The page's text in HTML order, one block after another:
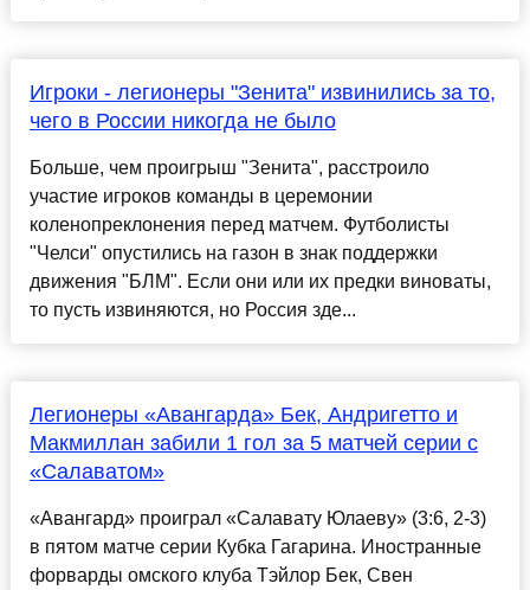
Игроки - легионеры "Зенита" извинились за то,
чего в России никогда не было
Больше, чем проигрыш "Зенита", расстроило
участие игроков команды в церемонии
коленопреклонения перед матчем. Футболисты
"Челси" опустились на газон в знак поддержки
движения "БЛМ". Если они или их предки виноваты,
то пусть извиняются, но Россия зде...
Легионеры «Авангарда» Бек, Андригетто и
Макмиллан забили 1 гол за 5 матчей серии с
«Салаватом»
«Авангард» проиграл «Салавату Юлаеву» (3:6, 2-3)
в пятом матче серии Кубка Гагарина. Иностранные
форварды омского клуба Тэйлор Бек, Свен